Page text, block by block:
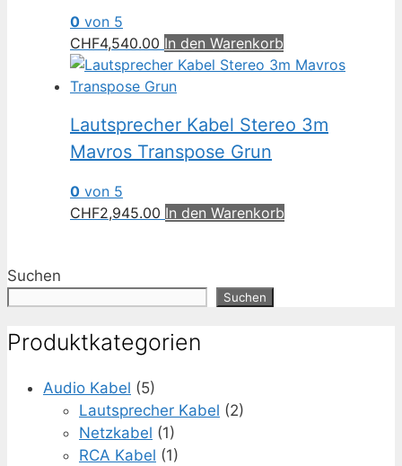
0 von 5
CHF4,540.00 In den Warenkorb
Lautsprecher Kabel Stereo 3m
Mavros Transpose Grun
0 von 5
CHF2,945.00 In den Warenkorb
Suchen
Suchen
Produktkategorien
Audio Kabel (5)
Lautsprecher Kabel (2)
Netzkabel (1)
RCA Kabel (1)